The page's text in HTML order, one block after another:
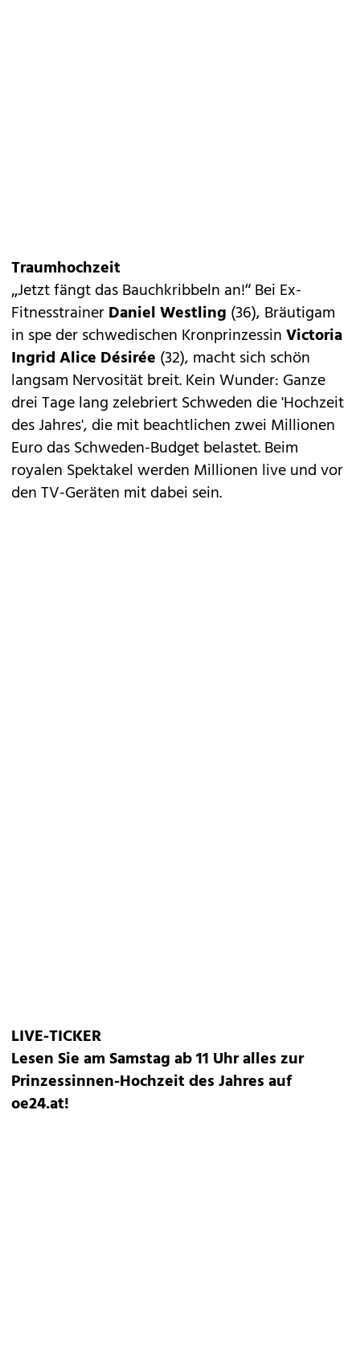
Traumhochzeit
„Jetzt fängt das Bauchkribbeln an!“ Bei Ex-
FitnesstrainerDaniel Westling (36), Bräutigam
in spe derschwedischen KronprinzessinVictoria
Ingrid Alice Désirée (32), macht sich schön
langsam Nervosität breit. Kein Wunder: Ganze
drei Tage lang zelebriert Schweden die 'Hochzeit
des Jahres', die mit beachtlichen zwei Millionen
Euro dasSchweden-Budgetbelastet. Beim
royalen Spektakel werden Millionen live und vor
den TV-Geräten mit dabei sein.
LIVE-TICKER
Lesen Sie am Samstag ab 11 Uhr alles zur
Prinzessinnen-Hochzeit des Jahres auf
oe24.at!